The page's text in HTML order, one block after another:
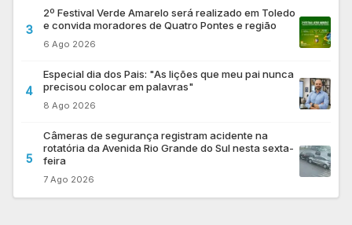
3
2º Festival Verde Amarelo será realizado em Toledo
e convida moradores de Quatro Pontes e região
6 Ago 2026
4
Especial dia dos Pais: "As lições que meu pai nunca
precisou colocar em palavras"
8 Ago 2026
5
Câmeras de segurança registram acidente na
rotatória da Avenida Rio Grande do Sul nesta sexta-
feira
7 Ago 2026